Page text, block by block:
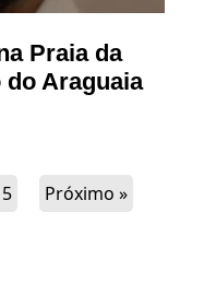
Praia da
do Araguaia
5 Próximo »